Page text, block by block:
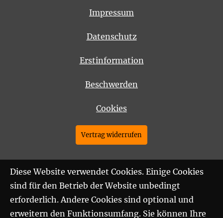
Impressum
Datenschutz
Erstinformation
Beschwerden
Cookies
Vertrag widerrufen
Diese Website verwendet Cookies. Einige Cookies
sind für den Betrieb der Website unbedingt
erforderlich. Andere Cookies sind optional und
erweitern den Funktionsumfang. Sie können Ihre